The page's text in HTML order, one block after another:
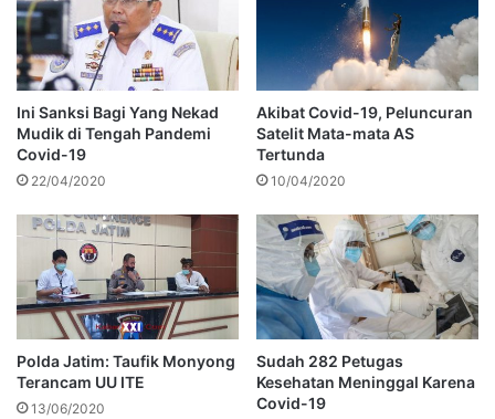
Ini Sanksi Bagi Yang Nekad
Mudik di Tengah Pandemi
Covid-19
22/04/2020
Akibat Covid-19, Peluncuran
Satelit Mata-mata AS
Tertunda
10/04/2020
Polda Jatim: Taufik Monyong
Terancam UU ITE
13/06/2020
Sudah 282 Petugas
Kesehatan Meninggal Karena
Covid-19